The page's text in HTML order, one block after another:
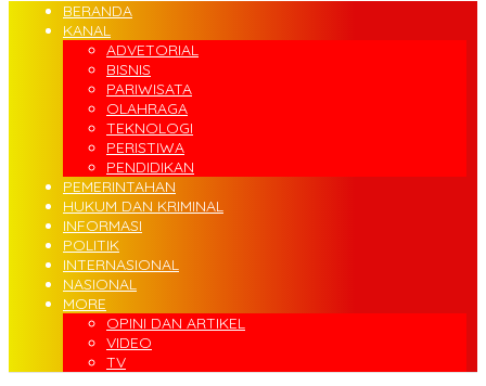
BERANDA
KANAL
ADVETORIAL
BISNIS
PARIWISATA
OLAHRAGA
TEKNOLOGI
PERISTIWA
PENDIDIKAN
PEMERINTAHAN
HUKUM DAN KRIMINAL
INFORMASI
POLITIK
INTERNASIONAL
NASIONAL
MORE
OPINI DAN ARTIKEL
VIDEO
TV